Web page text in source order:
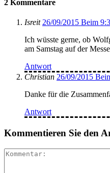
2 Kommentare
Isreit 26/09/2015 Beim
Ich wüsste gerne, ob
am Samstag auf der
Antwort
Christian 26/09/2015
Danke für die
Antwort
Kommentieren Sie den